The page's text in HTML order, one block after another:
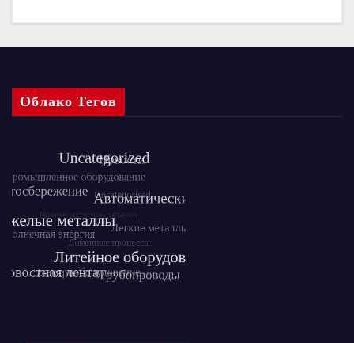
Облако Тегов